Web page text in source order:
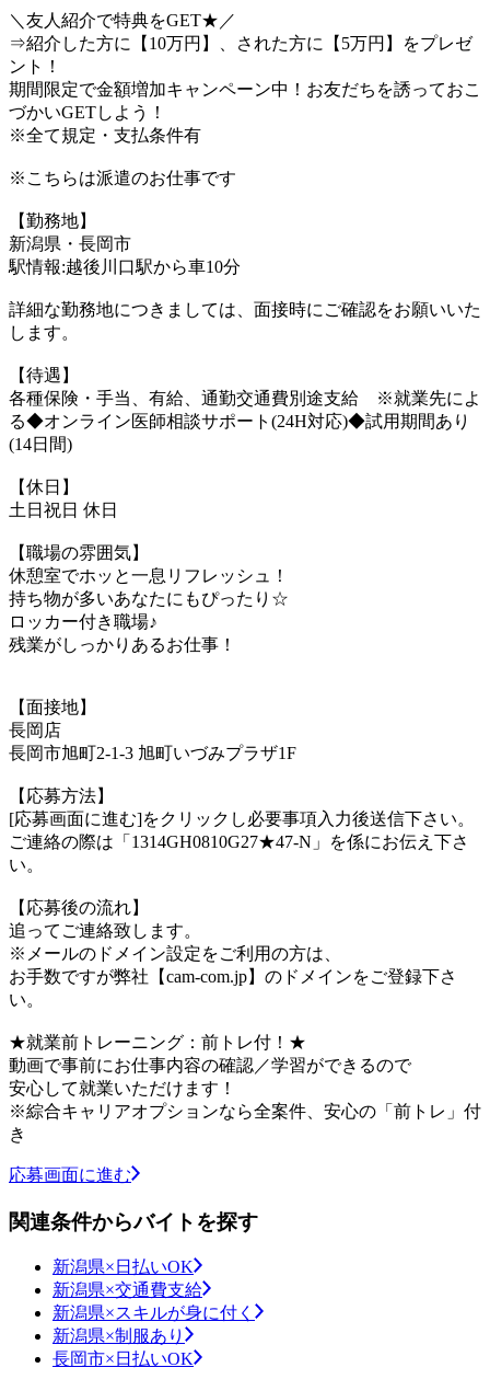
＼友人紹介で特典をGET★／
⇒紹介した方に【10万円】、された方に【5万円】をプレゼ
ント！
期間限定で金額増加キャンペーン中！お友だちを誘っておこ
づかいGETしよう！
※全て規定・支払条件有
※こちらは派遣のお仕事です
【勤務地】
新潟県・長岡市
駅情報:越後川口駅から車10分
詳細な勤務地につきましては、面接時にご確認をお願いいた
します。
【待遇】
各種保険・手当、有給、通勤交通費別途支給 ※就業先によ
る◆オンライン医師相談サポート(24H対応)◆試用期間あり
(14日間)
【休日】
土日祝日 休日
【職場の雰囲気】
休憩室でホッと一息リフレッシュ！
持ち物が多いあなたにもぴったり☆
ロッカー付き職場♪
残業がしっかりあるお仕事！
【面接地】
長岡店
長岡市旭町2-1-3 旭町いづみプラザ1F
【応募方法】
[応募画面に進む]をクリックし必要事項入力後送信下さい。
ご連絡の際は「1314GH0810G27★47-N」を係にお伝え下さ
い。
【応募後の流れ】
追ってご連絡致します。
※メールのドメイン設定をご利用の方は、
お手数ですが弊社【cam-com.jp】のドメインをご登録下さ
い。
★就業前トレーニング：前トレ付！★
動画で事前にお仕事内容の確認／学習ができるので
安心して就業いただけます！
※綜合キャリアオプションなら全案件、安心の「前トレ」付
き
応募画面に進む
関連条件からバイトを探す
新潟県×日払いOK
新潟県×交通費支給
新潟県×スキルが身に付く
新潟県×制服あり
長岡市×日払いOK